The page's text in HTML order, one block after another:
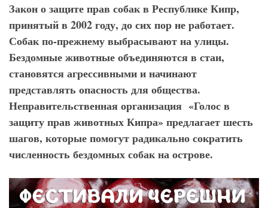
Закон о защите прав собак в Республике Кипр,
принятый в 2002 году, до сих пор не работает.
Собак по-прежнему выбрасывают на улицы.
Бездомные животные объединяются в стаи,
становятся агрессивными и начинают
представлять опасность для общества.
Неправительственная организация «Голос в
защиту прав животных Кипра» предлагает шесть
шагов, которые помогут радикально сократить
численность бездомных собак на острове.